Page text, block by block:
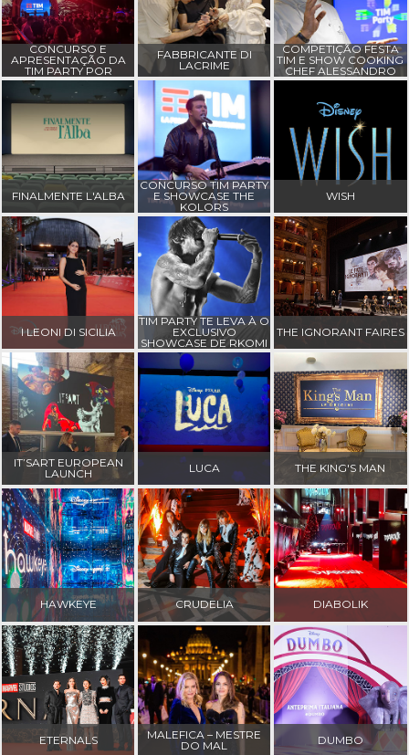
CONCURSO E
APRESENTAÇÃO DA
TIM PARTY POR
BIGMAMA E CLARA
FABBRICANTE DI
LACRIME
COMPETIÇÃO FESTA
TIM E SHOW COOKING
CHEF ALESSANDRO
BORGHESE
FINALMENTE L'ALBA
CONCURSO TIM PARTY
E SHOWCASE THE
KOLORS
WISH
I LEONI DI SICILIA
TIM PARTY TE LEVA À O
EXCLUSIVO
SHOWCASE DE RKOMI
EM OSTIA ANTICA
THE IGNORANT FAIRES
IT’SART EUROPEAN
LAUNCH
LUCA THE KING'S MAN
HAWKEYE CRUDELIA DIABOLIK
ETERNALS
MALEFICA – MESTRE
DO MAL
DUMBO